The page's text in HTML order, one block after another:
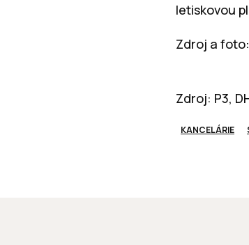
letiskovou
Zdroj a
Zdroj: P3,
KANCELÁRIE